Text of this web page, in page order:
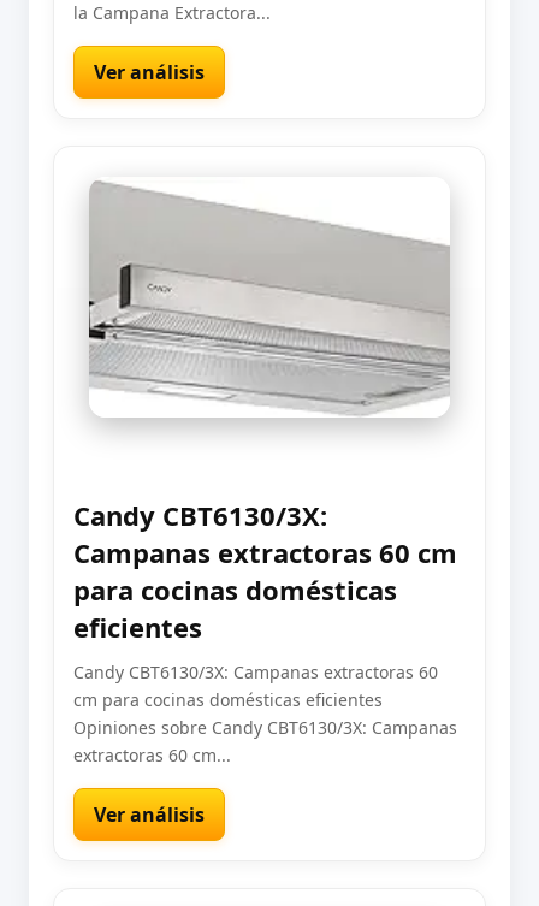
la Campana Extractora...
Ver análisis
Candy CBT6130/3X:
Campanas extractoras 60 cm
para cocinas domésticas
eficientes
Candy CBT6130/3X: Campanas extractoras 60
cm para cocinas domésticas eficientes
Opiniones sobre Candy CBT6130/3X: Campanas
extractoras 60 cm...
Ver análisis